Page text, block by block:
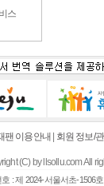
스
팬 이용안내 회원 정보/관
(C) by llsollu.com All
: 제 2024-서울서초-1506